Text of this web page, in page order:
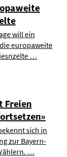
will ein
europaweite
…
Freien
sich in
zur Bayern-
…